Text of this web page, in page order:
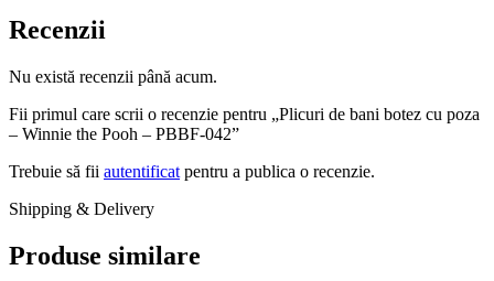
Recenzii
Nu există recenzii până acum.
Fii primul care scrii o recenzie pentru „Plicuri de bani botez cu poza
– Winnie the Pooh – PBBF-042”
Trebuie să fii autentificat pentru a publica o recenzie.
Shipping & Delivery
Produse similare